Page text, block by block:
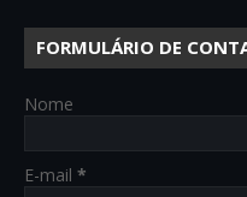
FORMULÁRIO DE
Nome
E-mail *